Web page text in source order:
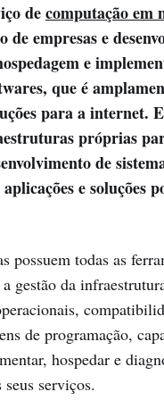
decomputação em
de empresas e
e
que é
para a internet.
próprias
de
e soluções
possuem todas as
a gestão da
de programação,
hospedar e
serviços.